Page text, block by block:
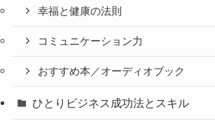
幸福と健康の法則
コミュニケーション力
おすすめ本／オーディオブック
ひとりビジネス成功法とスキル